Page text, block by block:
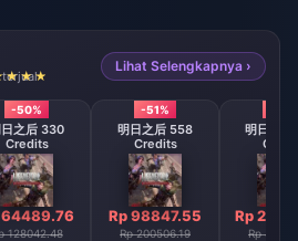
Lihat Selengkapnya ›
-50%
之后 330
Credits
64489.76
128042.48
-51%
明日之后 558
Credits
Rp 98847.55
Rp 200506.19
明日之后
Rp
Rp